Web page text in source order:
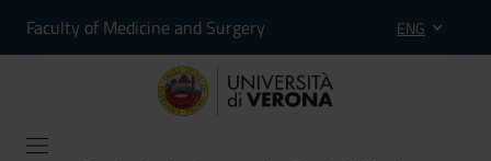
Faculty of Medicine and Surgery ENG